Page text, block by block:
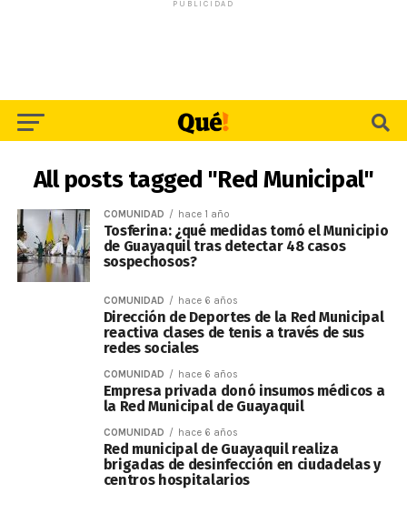
PUBLICIDAD
All posts tagged "Red Municipal"
COMUNIDAD hace 1 año
Tosferina: ¿qué medidas tomó el Municipio
de Guayaquil tras detectar 48 casos
sospechosos?
COMUNIDAD hace 6 años
Dirección de Deportes de la Red Municipal
reactiva clases de tenis a través de sus
redes sociales
COMUNIDAD hace 6 años
Empresa privada donó insumos médicos a
la Red Municipal de Guayaquil
COMUNIDAD hace 6 años
Red municipal de Guayaquil realiza
brigadas de desinfección en ciudadelas y
centros hospitalarios